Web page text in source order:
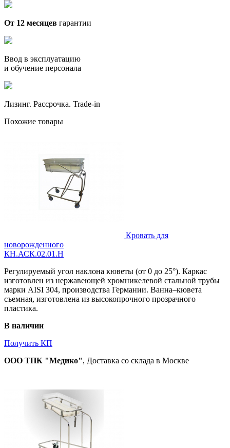
От 12 месяцев гарантии
Ввод в эксплуатацию
и обучение персонала
Лизинг. Рассрочка. Trade-in
Похожие товары
Кровать для
новорожденного
КН.АСК.02.01.Н
Регулируемый угол наклона кюветы (от 0 до 25°). Каркас
изготовлен из нержавеющей хромникелевой стальной трубы
марки AISI 304, производства Германии. Ванна–кювета
съемная, изготовлена из высокопрочного прозрачного
пластика.
В наличии
Получить КП
ООО ТПК "Медико", Доставка со склада в Москве